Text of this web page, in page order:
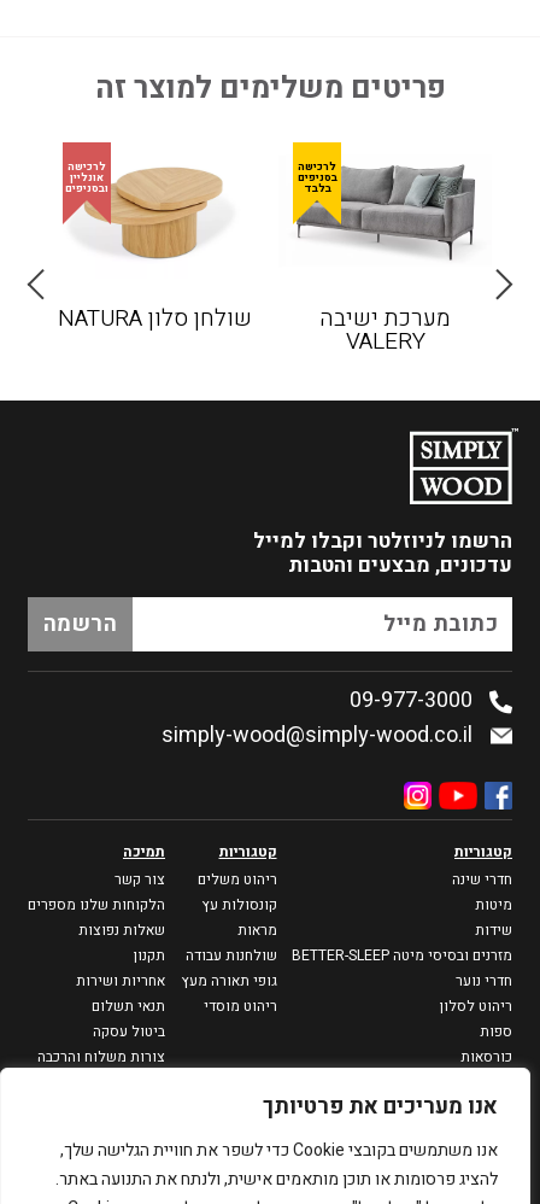
אנו מעריכים את פרטיותך
אנו משתמשים בקובצי Cookie כדי לשפר את חוויית הגלישה שלך,
להציג פרסומות או תוכן מותאמים אישית, ולנתח את התנועה באתר.
פריטים משלימים למוצר זה
מערכת ישיבה
VALERY
שולחן סלון NATURA
הרשמו לניוזלטר וקבלו למייל
עדכונים, מבצעים והטבות
09-977-3000
simply-wood@simply-wood.co.il
קטגוריות
חדרי שינה
מיטות
שידות
מזרנים ובסיסי מיטה BETTER-SLEEP
חדרי נוער
ריהוט לסלון
ספות
כורסאות
שולחנות סלון
פינות אוכל
שולחנות אוכל
קטגוריות
ריהוט משלים
קונסולות עץ
מראות
שולחנות עבודה
גופי תאורה מעץ
ריהוט מוסדי
תמיכה
צור קשר
הלקוחות שלנו מספרים
שאלות נפוצות
תקנון
אחריות ושירות
תנאי תשלום
ביטול עסקה
צורות משלוח והרכבה